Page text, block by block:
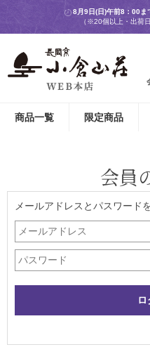
8月9日(日)午前8：00ま
（※20個以上・出荷
商品一覧 限定商品
会員
メールアドレスとパスワード